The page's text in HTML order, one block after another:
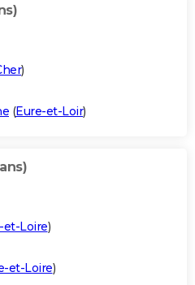
)
(Eure-et-Loir)
et-Loire)
et-Loire)